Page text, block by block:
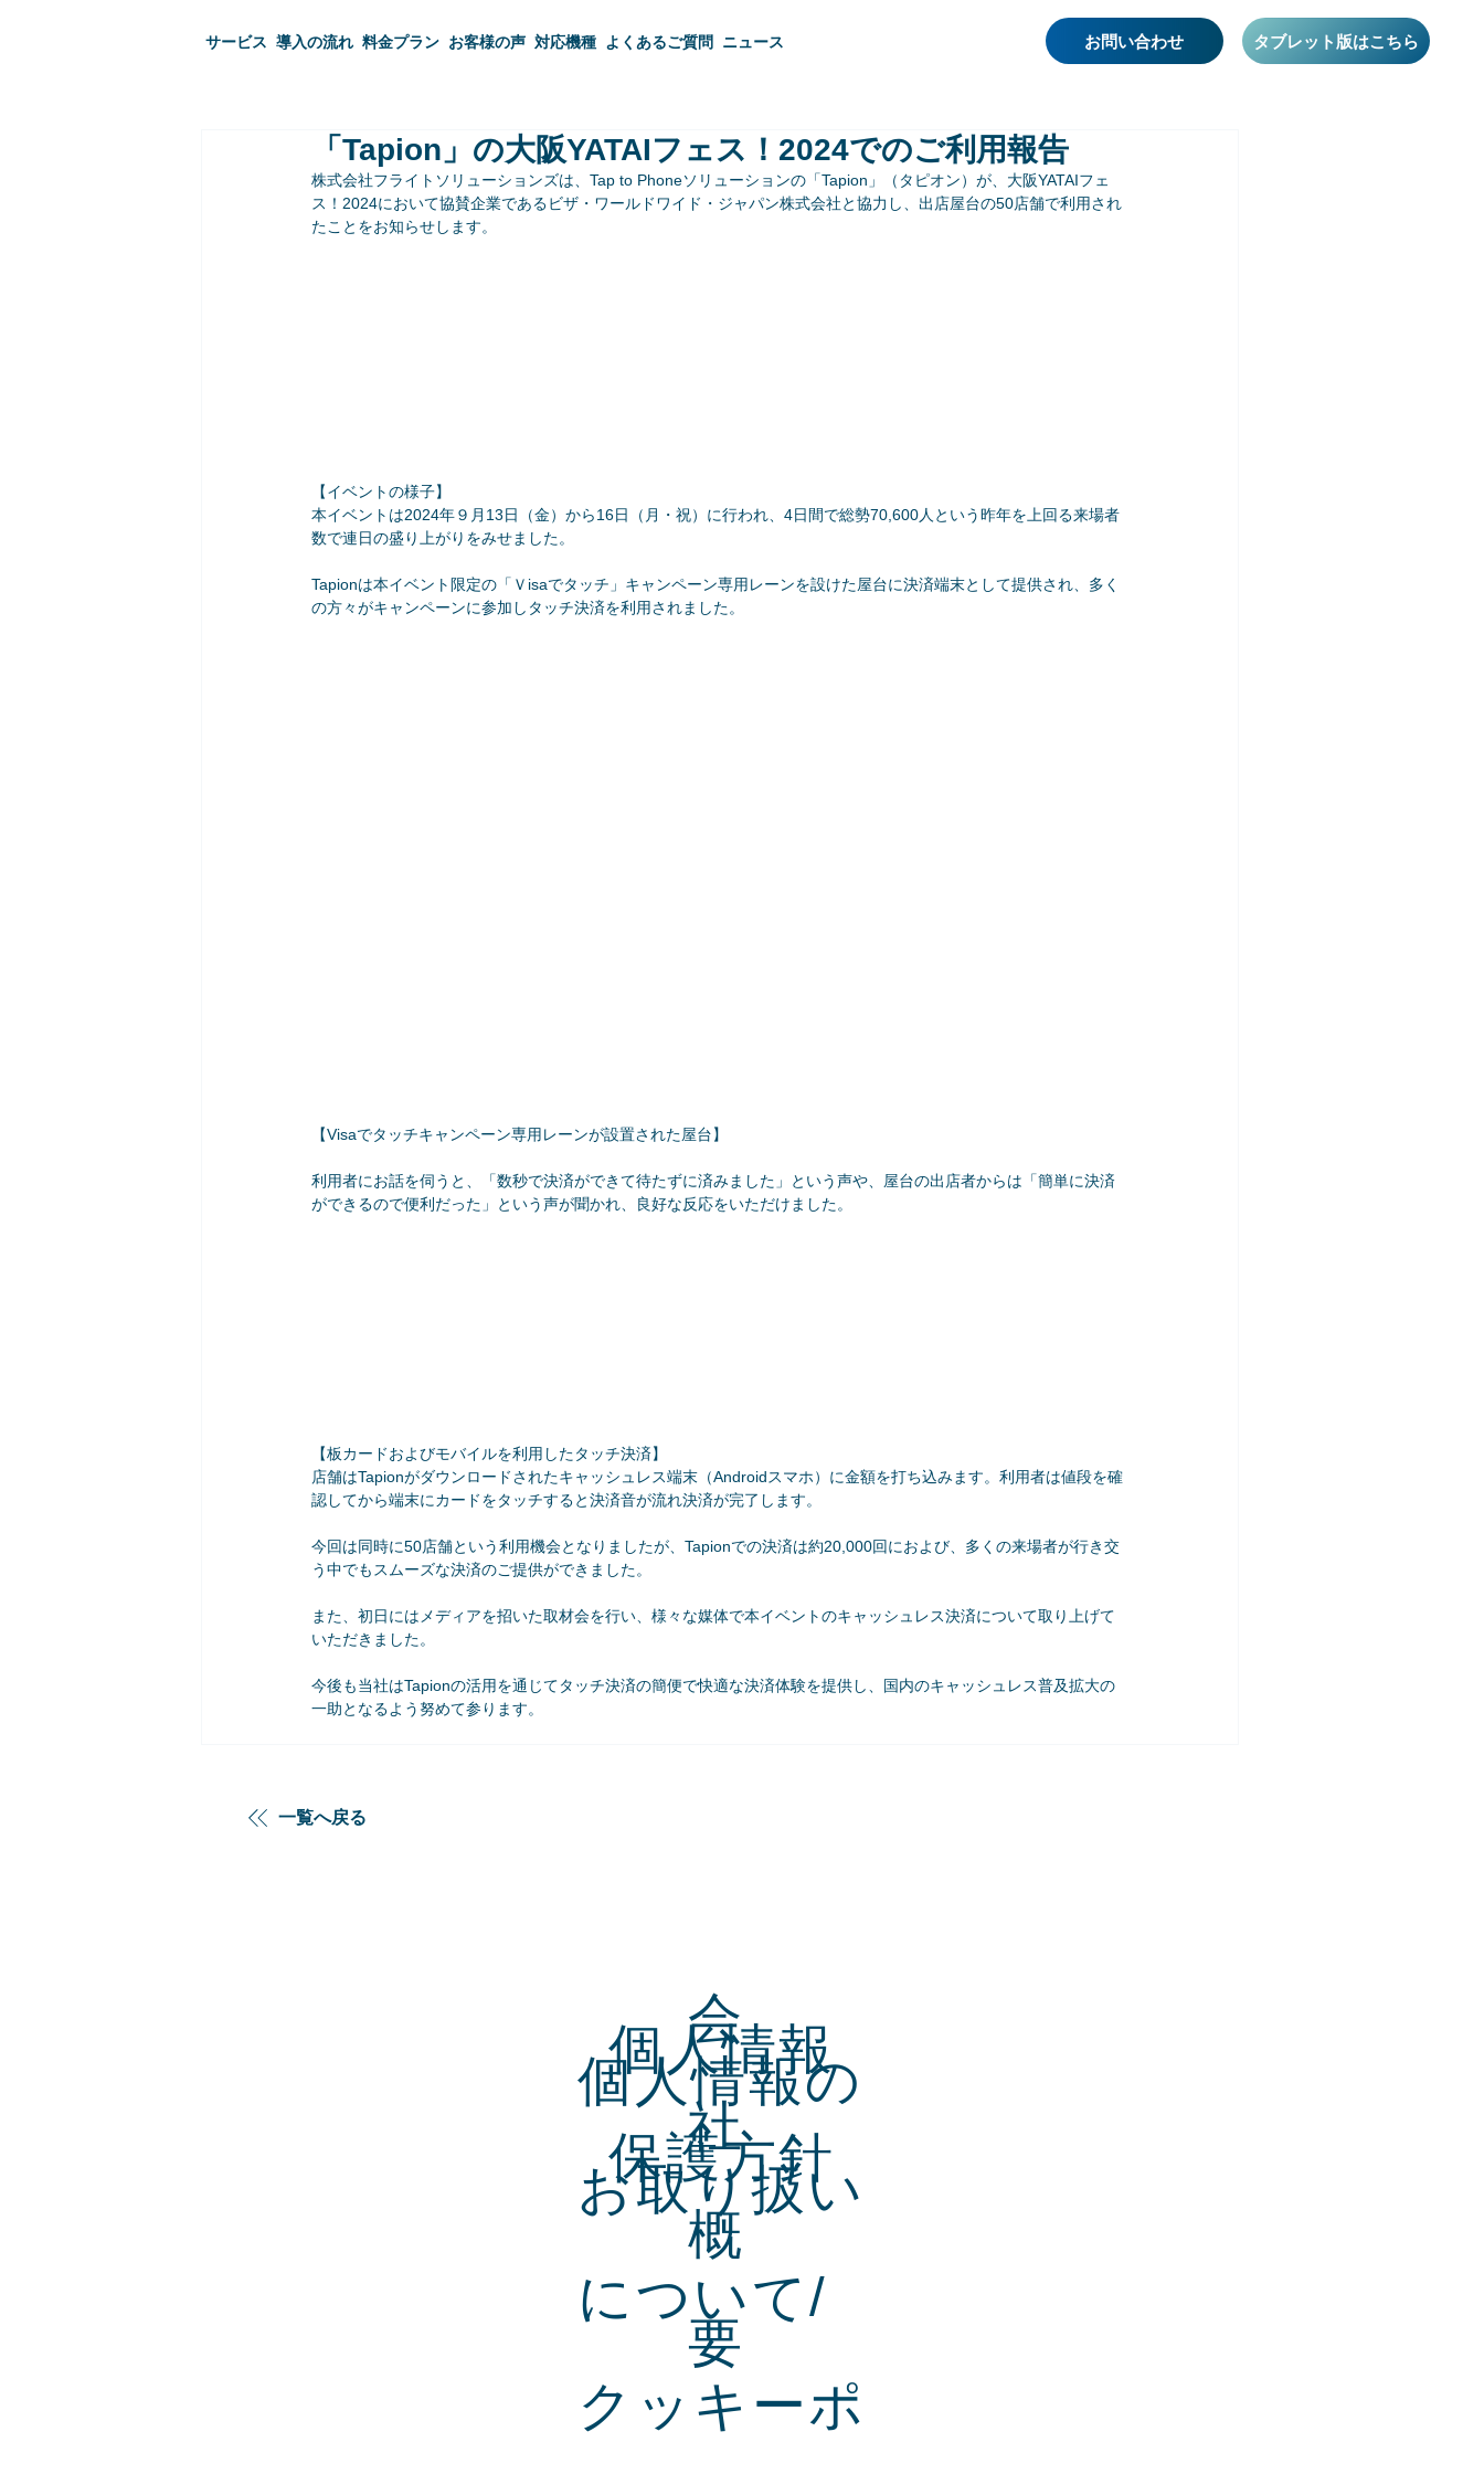
サービス 導入の流れ 料金プラン お客様の声 対応機種 よくあるご質問 ニュース お問い合わせ タブレット版はこちら
「Tapion」の大阪YATAIフェス！2024でのご利用報告
株式会社フライトソリューションズは、Tap to Phoneソリューションの「Tapion」（タピオン）が、大阪YATAIフェ
ス！2024において協賛企業であるビザ・ワールドワイド・ジャパン株式会社と協力し、出店屋台の50店舗で利用され
たことをお知らせします。
【イベントの様子】
本イベントは2024年９月13日（金）から16日（月・祝）に行われ、4日間で総勢70,600人という昨年を上回る来場者
数で連日の盛り上がりをみせました。
Tapionは本イベント限定の「Ｖisaでタッチ」キャンペーン専用レーンを設けた屋台に決済端末として提供され、多く
の方々がキャンペーンに参加しタッチ決済を利用されました。
【Visaでタッチキャンペーン専用レーンが設置された屋台】
利用者にお話を伺うと、「数秒で決済ができて待たずに済みました」という声や、屋台の出店者からは「簡単に決済
ができるので便利だった」という声が聞かれ、良好な反応をいただけました。
【板カードおよびモバイルを利用したタッチ決済】
店舗はTapionがダウンロードされたキャッシュレス端末（Androidスマホ）に金額を打ち込みます。利用者は値段を確
認してから端末にカードをタッチすると決済音が流れ決済が完了します。
今回は同時に50店舗という利用機会となりましたが、Tapionでの決済は約20,000回におよび、多くの来場者が行き交
う中でもスムーズな決済のご提供ができました。
また、初日にはメディアを招いた取材会を行い、様々な媒体で本イベントのキャッシュレス決済について取り上げて
いただきました。
今後も当社はTapionの活用を通じてタッチ決済の簡便で快適な決済体験を提供し、国内のキャッシュレス普及拡大の
一助となるよう努めて参ります。
一覧へ戻る
個人情報の
お取り扱い
について/
クッキーポ
個人情報
保護方針
会
社
概
要